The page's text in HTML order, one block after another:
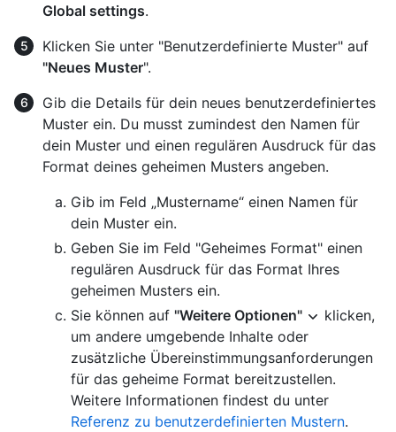
Global settings.
Klicken Sie unter "Benutzerdefinierte Muster" auf
"Neues Muster".
Gib die Details für dein neues benutzerdefiniertes
Muster ein. Du musst zumindest den Namen für
dein Muster und einen regulären Ausdruck für das
Format deines geheimen Musters angeben.
Gib im Feld „Mustername“ einen Namen für
dein Muster ein.
Geben Sie im Feld "Geheimes Format" einen
regulären Ausdruck für das Format Ihres
geheimen Musters ein.
Sie können auf "Weitere Optionen"
klicken,
um andere umgebende Inhalte oder
zusätzliche Übereinstimmungsanforderungen
für das geheime Format bereitzustellen.
Weitere Informationen findest du unter
Referenz zu benutzerdefinierten Mustern.